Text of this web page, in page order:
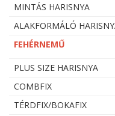
MINTÁS HARISNYA
ALAKFORMÁLÓ
FEHÉRNEMŰ
PLUS SIZE HARISNYA
COMBFIX
TÉRDFIX/BOKAFIX